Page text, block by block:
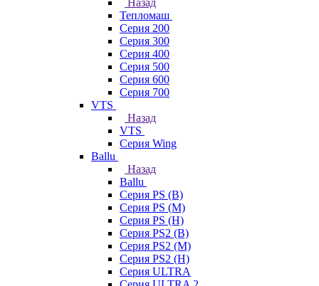
Назад
Тепломаш
Серия 200
Серия 300
Серия 400
Серия 500
Серия 600
Серия 700
VTS
Назад
VTS
Серия Wing
Ballu
Назад
Ballu
Серия PS (B)
Серия PS (M)
Серия PS (H)
Серия PS2 (B)
Серия PS2 (M)
Серия PS2 (H)
Серия ULTRA